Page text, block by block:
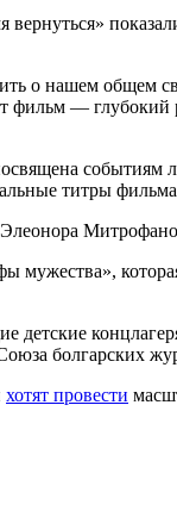
о нашем общем
фильм — глубокий
событиям
титры
мужества»,
детские
болгарских
хотят провести